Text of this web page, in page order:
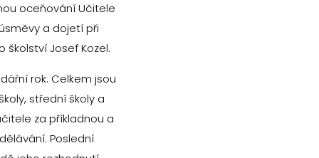
oceňování Učitele
a dojetí při
Josef Kozel.
rok. Celkem jsou
střední školy a
za příkladnou a
Poslední